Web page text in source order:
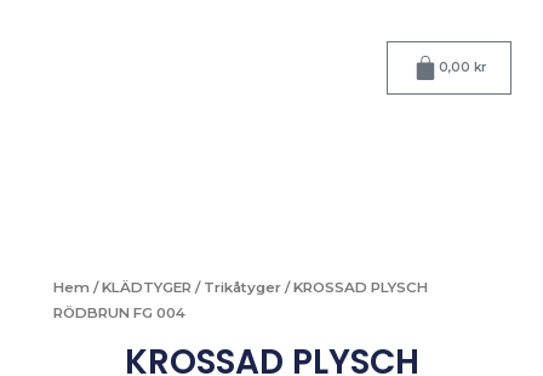
0,00 kr
Varukorg
Hem /KLÄDTYGER / Trikåtyger / KROSSAD PLYSCH
RÖDBRUN FG 004
KROSSAD PLYSCH